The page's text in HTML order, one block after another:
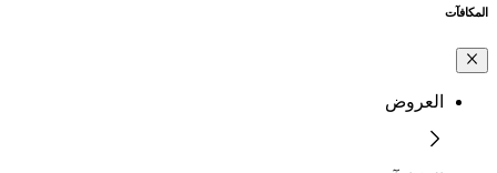
المكافآت
العروض